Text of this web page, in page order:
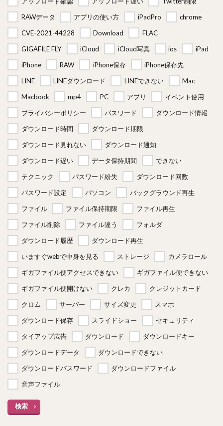
RAWデータ
アプリの使い方 iPadPro
chrome
CVE-2021-44228
Download
FLAC
GIGAFILE FLY
iCloud iCloud写真 ios
iPad
iPhone
RAW iPhone保存
iPhone保存先
LINE
LINEダウンロード LINEできない
Mac
Macbook
mp4 PC アプリ
イベント使用
プライバシーポリシー
パスワード
ダウンロード情報
ダウンロード時間
ダウンロード期限
ダウンロード見れない
ダウンロード通知
ダウンロード遅い
データ保持期間
できない
テクニック
パスワード紛失
ダウンロード回数
パスワード設定
パソコン
バックグラウンド再生
ファイル
ファイル保持期限
ファイル再生
ファイル削除
ファイル違う
フォルダ
ダウンロード履歴
ダウンロード再生
いますぐwebで中身を見る
ストレージ
カメラロール
ギガファイル便アクセスできない
ギガファイル便できない
ギガファイル便開けない
クレカ
クレジットカード
クロム
サーバー サイズ変更
スマホ
ダウンロード保存
スライドショー
セキュリティ
タイアップ広告
ダウンロード
ダウンロードキー
ダウンロードデータ
ダウンロードできない
ダウンロードパスワード
ダウンロードファイル
音声ファイル
検索